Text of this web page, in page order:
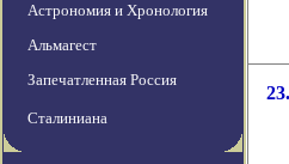
Астрономия и Хронология
Альмагест
Запечатленная Россия
Сталиниана